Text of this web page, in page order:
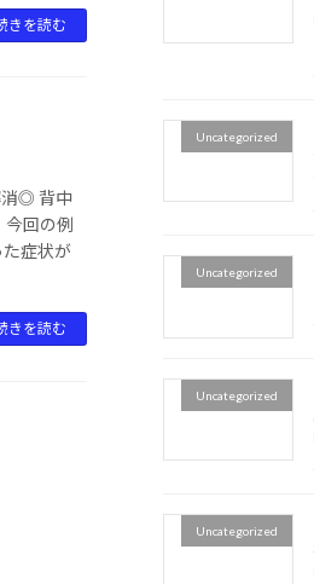
きを読む
消◎ 背中
回の例
症状が
きを読む
Uncategorized
Uncategorized
Uncategorized
Uncategorized